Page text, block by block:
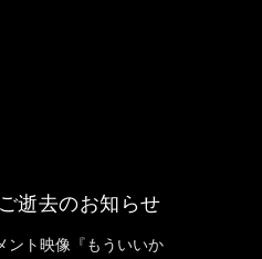
逝去のお知らせ
ント映像『もういいか